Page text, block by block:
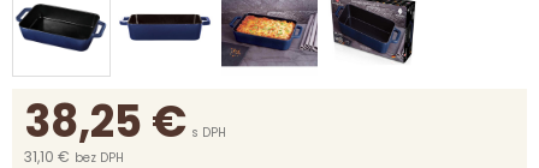
38,25€ s DPH
31,10 € bez DPH